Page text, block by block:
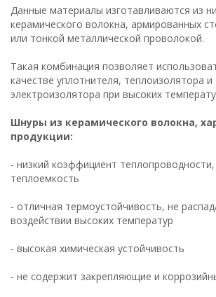
Данные материалы изготавливаются из
керамического волокна, армированных
или тонкой металлической проволокой.
Такая комбинация позволяет
качестве уплотнителя, теплоизолятора и
электроизолятора при высоких
Шнуры из керамического волокна,
продукции:
- низкий коэффициент теплопроводности,
теплоемкость
- отличная термоустойчивость, не
воздействии высоких температур
- высокая химическая устойчивость
- не содержит закрепляющие и